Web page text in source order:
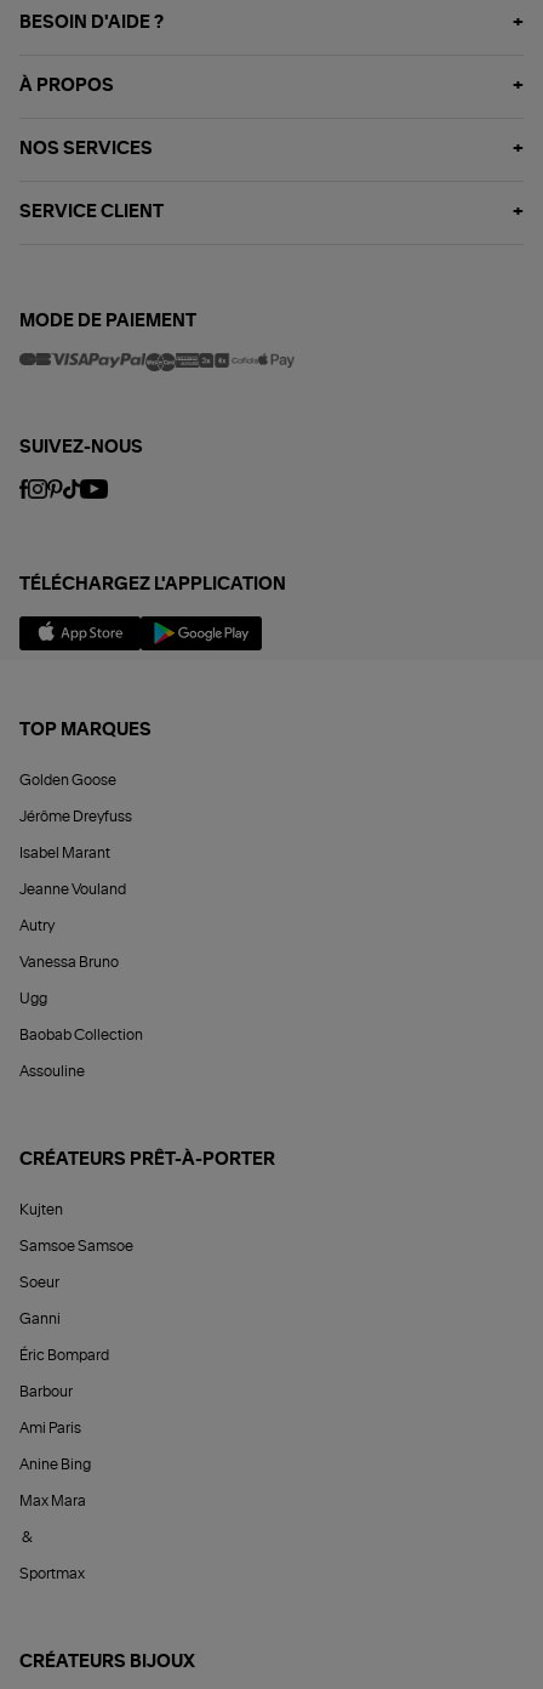
BESOIN D'AIDE ?
À PROPOS
NOS SERVICES
SERVICE CLIENT
MODE DE PAIEMENT
SUIVEZ-NOUS
TÉLÉCHARGEZ L'APPLICATION
TOP MARQUES
Golden Goose
Jérôme Dreyfuss
Isabel Marant
Jeanne Vouland
Autry
Vanessa Bruno
Ugg
Baobab Collection
Assouline
CRÉATEURS PRÊT-À-PORTER
Kujten
Samsoe Samsoe
Soeur
Ganni
Éric Bompard
Barbour
Ami Paris
Anine Bing
Max Mara
&
Sportmax
CRÉATEURS BIJOUX